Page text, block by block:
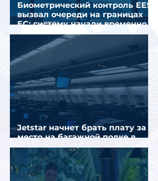
Биометрический контроль EES
вызвал очереди на границах
ЕС: систему начали временно
отключать
Jetstar начнет брать плату за
место на багажной полке в
салоне самолета